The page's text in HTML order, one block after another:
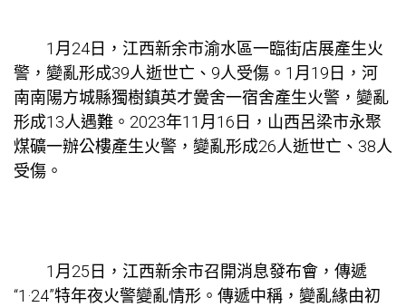
1月24日，江西新余市渝水區一臨街店展產生火
警，變亂形成39人逝世亡、9人受傷。1月19日，河
南南陽方城縣獨樹鎮英才黌舍一宿舍產生火警，變亂
形成13人遇難。2023年11月16日，山西呂梁市永聚
煤礦一辦公樓產生火警，變亂形成26人逝世亡、38人
受傷。
1月25日，江西新余市召開消息發布會，傳遞
“1·24”特年夜火警變亂情形。傳遞中稱，變亂緣由初